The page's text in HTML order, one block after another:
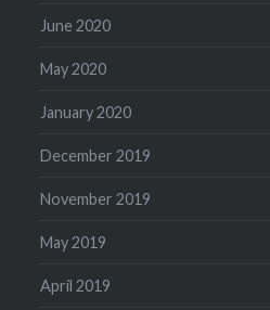
June 2020
May 2020
January 2020
December 2019
November 2019
May 2019
April 2019